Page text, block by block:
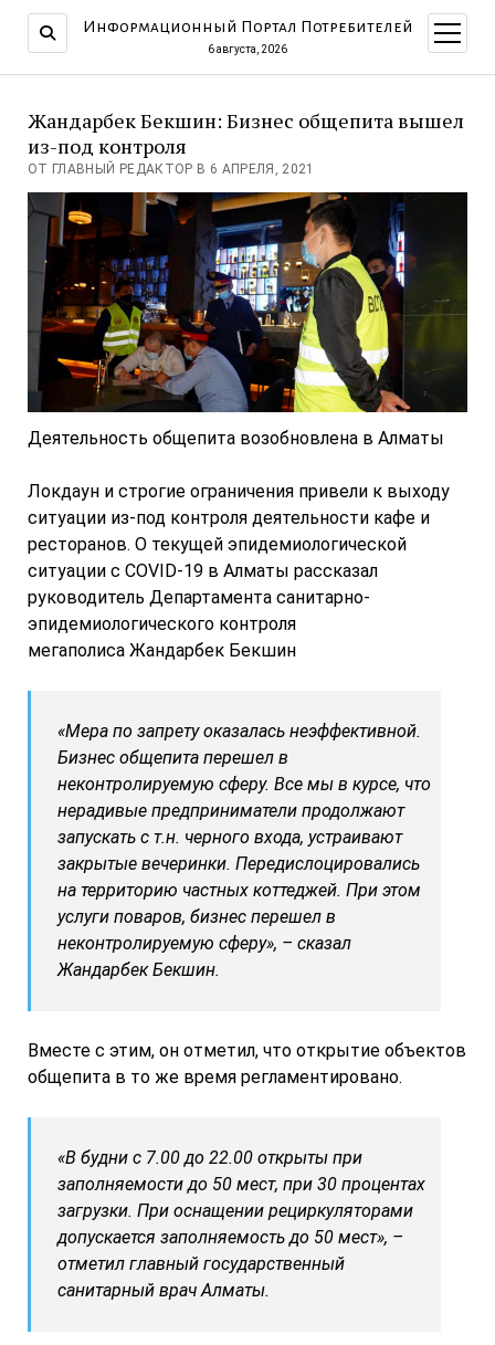
Информационный Портал Потребителей
6 августа, 2026
меню
Жандарбек Бекшин: Бизнес общепита вышел
из-под контроля
ОТ ГЛАВНЫЙ РЕДАКТОР В 6 АПРЕЛЯ, 2021
Деятельность общепита возобновлена в Алматы
Локдаун и строгие ограничения привели к выходу
ситуации из-под контроля деятельности кафе и
ресторанов. О текущей эпидемиологической
ситуации с COVID-19 в Алматы рассказал
руководитель Департамента санитарно-
эпидемиологического контроля
мегаполиса Жандарбек Бекшин
«Мера по запрету оказалась неэффективной.
Бизнес общепита перешел в
неконтролируемую сферу. Все мы в курсе, что
нерадивые предприниматели продолжают
запускать с т.н. черного входа, устраивают
закрытые вечеринки. Передислоцировались
на территорию частных коттеджей. При этом
услуги поваров, бизнес перешел в
неконтролируемую сферу», – сказал
Жандарбек Бекшин.
Вместе с этим, он отметил, что открытие объектов
общепита в то же время регламентировано.
«В будни с 7.00 до 22.00 открыты при
заполняемости до 50 мест, при 30 процентах
загрузки. При оснащении рециркуляторами
допускается заполняемость до 50 мест», –
отметил главный государственный
санитарный врач Алматы.